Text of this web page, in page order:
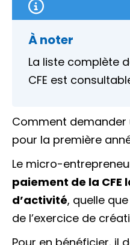
À noter
La liste complète
CFE est
Comment demander
pour la première
Le micro-
paiement de la CFE
d’activité, quelle
de l’exercice de